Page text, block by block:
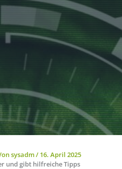
sysadm/ 16. April 2025
und gibt hilfreiche Tipps